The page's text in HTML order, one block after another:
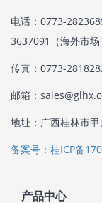
电话：0773-
3637091（海外市场
传真：0773-
邮箱：
地址：广西桂林市
备案号：桂ICP备
产品中心